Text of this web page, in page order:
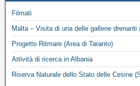
Filmati
Malta – Visita di una delle gallerie drenanti
Progetto Ritmare (Area di Taranto)
Attività di ricerca in Albania
Riserva Naturale dello Stato delle Cesine